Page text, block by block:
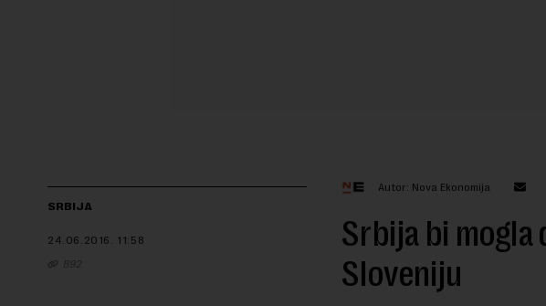
SRBIJA
24.06.2016. 11:58
B92
Autor: Nova Ekonomija
Srbija bi mogla
Sloveniju